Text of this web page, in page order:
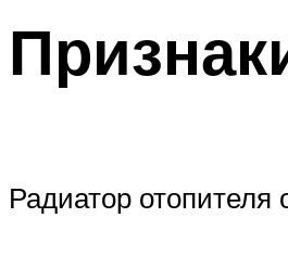
Радиатор